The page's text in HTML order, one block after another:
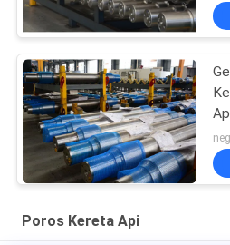
Poros Kereta Api